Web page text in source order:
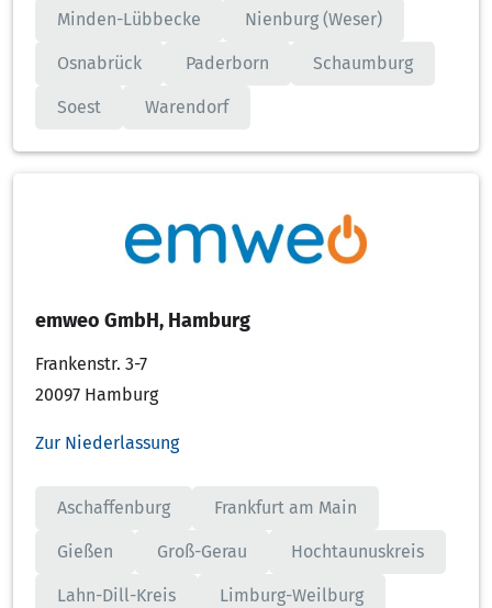
Minden-Lübbecke Nienburg (Weser)
Osnabrück Paderborn Schaumburg
Soest Warendorf
emweo GmbH, Hamburg
Frankenstr. 3-7
20097 Hamburg
Zur Niederlassung
Aschaffenburg Frankfurt am Main
Gießen Groß-Gerau Hochtaunuskreis
Lahn-Dill-Kreis Limburg-Weilburg